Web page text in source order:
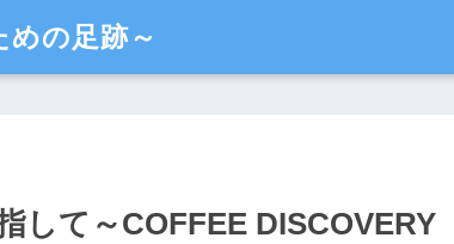
の足跡～
して～COFFEE DISCOVERY